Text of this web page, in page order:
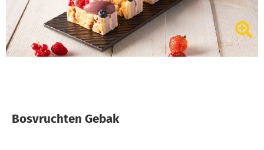
Bosvruchten Gebak